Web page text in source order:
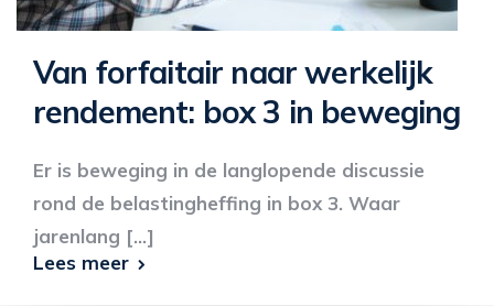
Van forfaitair naar werkelijk
rendement: box 3 in beweging
Er is beweging in de langlopende discussie
rond de belastingheffing in box 3. Waar
jarenlang [...]
Lees meer